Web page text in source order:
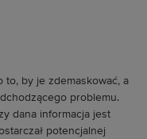
to, by je zdemaskować, a
problemu.
dana informacja jest
potencjalnej